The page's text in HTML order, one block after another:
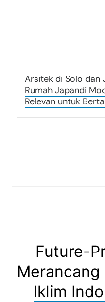
Arsitek di Solo dan
Rumah Japandi
Relevan untuk
Future-
Merancang
Iklim